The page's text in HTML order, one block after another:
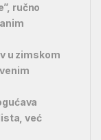
ručno
u zimskom
već